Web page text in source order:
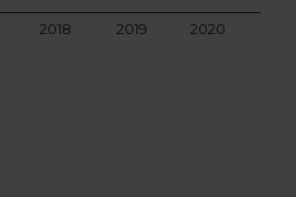
2018 2019 2020